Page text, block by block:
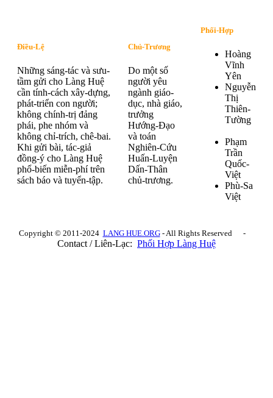
Điều-Lệ
Những sáng-tác và sưu-
tầm gửi cho Làng Huệ
cần tính-cách xây-dựng,
phát-triển con người;
không chính-trị đảng
phái, phe nhóm và
không chỉ-trích, chê-bai.
Khi gửi bài, tác-giả
đồng-ý cho Làng Huệ
phổ-biến miễn-phí trên
sách báo và tuyển-tập.
Chủ-Trương
Do một số
người yêu
ngành giáo-
dục, nhà giáo,
trưởng
Hướng-Đạo
và toán
Nghiên-Cứu
Huấn-Luyện
Dấn-Thân
chủ-trương.
Phối-Hợp
Hoàng
Vĩnh
Yên
Nguyễn
Thị
Thiên-
Tường
Phạm
Trần
Quốc-
Việt
Phù-Sa
Việt
Copyright © 2011-2024 LANG HUE.ORG- All Rights Reserved -
Contact / Liên-Lạc: Phối Hợp Làng Huệ